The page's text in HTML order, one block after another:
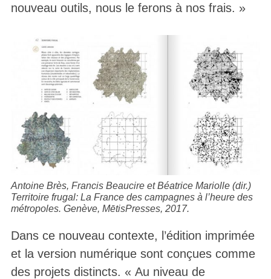
nouveau outils, nous le ferons à nos frais. »
Antoine Brès, Francis Beaucire et Béatrice Mariolle (dir.)
Territoire frugal: La France des campagnes à l’heure des
métropoles. Genève, MētisPresses, 2017.
Dans ce nouveau contexte, l’édition imprimée
et la version numérique sont conçues comme
des projets distincts. « Au niveau de